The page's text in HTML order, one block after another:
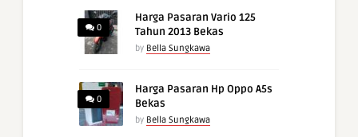
0
Harga Pasaran Vario 125
Tahun 2013 Bekas
by Bella Sungkawa
0
Harga Pasaran Hp Oppo A5s
Bekas
by Bella Sungkawa